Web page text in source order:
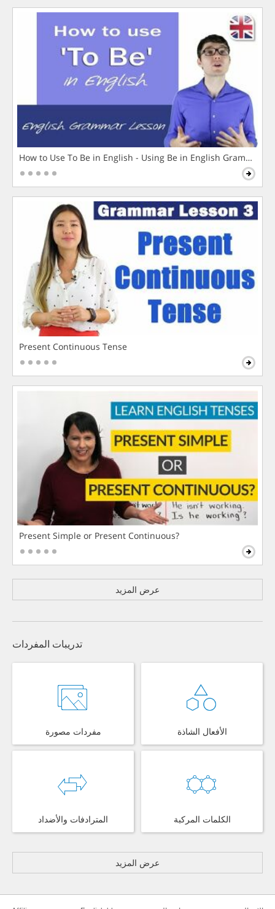
How to Use To Be in English - Using Be in English Grammar
Present Continuous Tense
Present Simple or Present Continuous?
عرض المزيد
تدريبات المفردات
مفردات مصورة الأفعال الشاذة
المترادفات والأضداد الكلمات المركبة
عرض المزيد